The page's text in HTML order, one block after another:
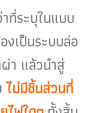
ที่ระบุในแบบ
เป็นระบบล่อ
า แล้วนำสู่
ไม่มีชิ้นส่วนที่